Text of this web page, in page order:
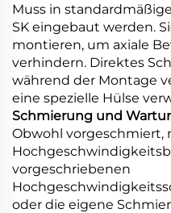
Muss in
SK eingebaut werden.
montieren, um axiale
verhindern. Direktes
während der Montage
eine spezielle Hülse
Schmierung und
Obwohl vorgeschmiert,
vorgeschriebenen
oder die eigene